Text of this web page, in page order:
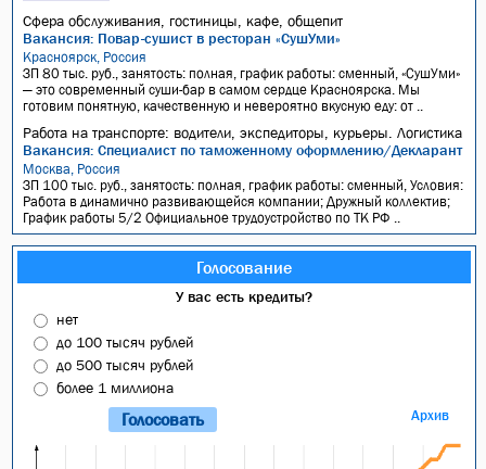
Сфера обслуживания, гостиницы, кафе, общепит
Вакансия: Повар-сушист в ресторан «СушУми»
Красноярск, Россия
ЗП 80 тыс. руб., занятость: полная, график работы: сменный, «СушУми»
— это современный суши-бар в самом сердце Красноярска. Мы
готовим понятную, качественную и невероятно вкусную еду: от ..
Работа на транспорте: водители, экспедиторы, курьеры. Логистика
Вакансия: Специалист по таможенному оформлению/Декларант
Москва, Россия
ЗП 100 тыс. руб., занятость: полная, график работы: сменный, Условия:
Работа в динамично развивающейся компании; Дружный коллектив;
График работы 5/2 Официальное трудоустройство по ТК РФ ..
Голосование
У вас есть кредиты?
нет
до 100 тысяч рублей
до 500 тысяч рублей
более 1 миллиона
Архив